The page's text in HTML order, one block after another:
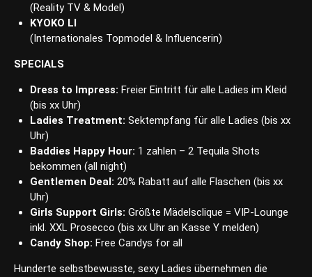
(Reality TV & Model)
KYOKO LI
(Internationales Topmodel & Influencerin)
SPECIALS
Dress to Impress: Freier Eintritt für alle Ladies im Kleid
(bis xx Uhr)
Ladies Treatment: Sektempfang für alle Ladies (bis xx
Uhr)
Baddies Happy Hour: 1 zahlen – 2 Tequila Shots
bekommen (all night)
Gentlemen Deal: 20% Rabatt auf alle Flaschen (bis xx
Uhr)
Girls Support Girls: Größte Mädelsclique = VIP-Lounge
inkl. XXL Prosecco (bis xx Uhr an Kasse Y melden)
Candy Shop: Free Candys for all
Hunderte selbstbewusste, sexy Ladies übernehmen die